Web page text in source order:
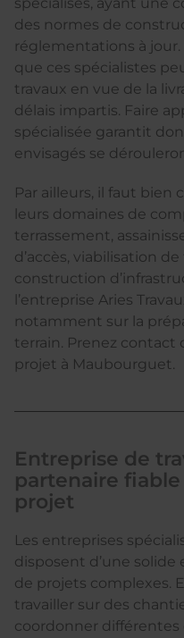
des normes de
réglementations à jour.
que ces spécialistes
travaux en vue de la
délais impartis. Faire
spécialisée garantit
envisagés se
Par ailleurs, il faut bien
leurs domaines de
terrassement,
d’accès, viabilisation
construction
l’entreprise Aries
notamment sur la
terrain. Prenez
projet à Maubourguet.
Entreprise de
partenaire
projet
Les entreprises
disposent d’une solide
de projets complexes.
travailler sur des
coordonner